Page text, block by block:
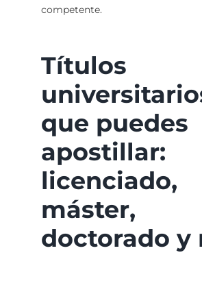
competente.
Títulos
que puedes
apostillar:
licenciado,
máster,
doctorado y